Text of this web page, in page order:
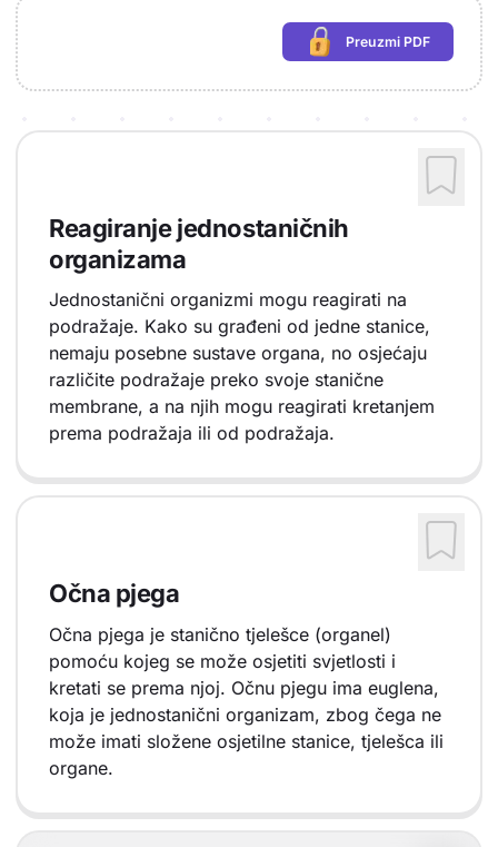
Preuzmi PDF
(potrebna prijava)
Reagiranje jednostaničnih
organizama
Jednostanični organizmi mogu reagirati na
podražaje. Kako su građeni od jedne stanice,
nemaju posebne sustave organa, no osjećaju
različite podražaje preko svoje stanične
membrane, a na njih mogu reagirati kretanjem
prema podražaja ili od podražaja.
Očna pjega
Očna pjega je stanično tjelešce (organel)
pomoću kojeg se može osjetiti svjetlosti i
kretati se prema njoj. Očnu pjegu ima euglena,
koja je jednostanični organizam, zbog čega ne
može imati složene osjetilne stanice, tjelešca ili
organe.